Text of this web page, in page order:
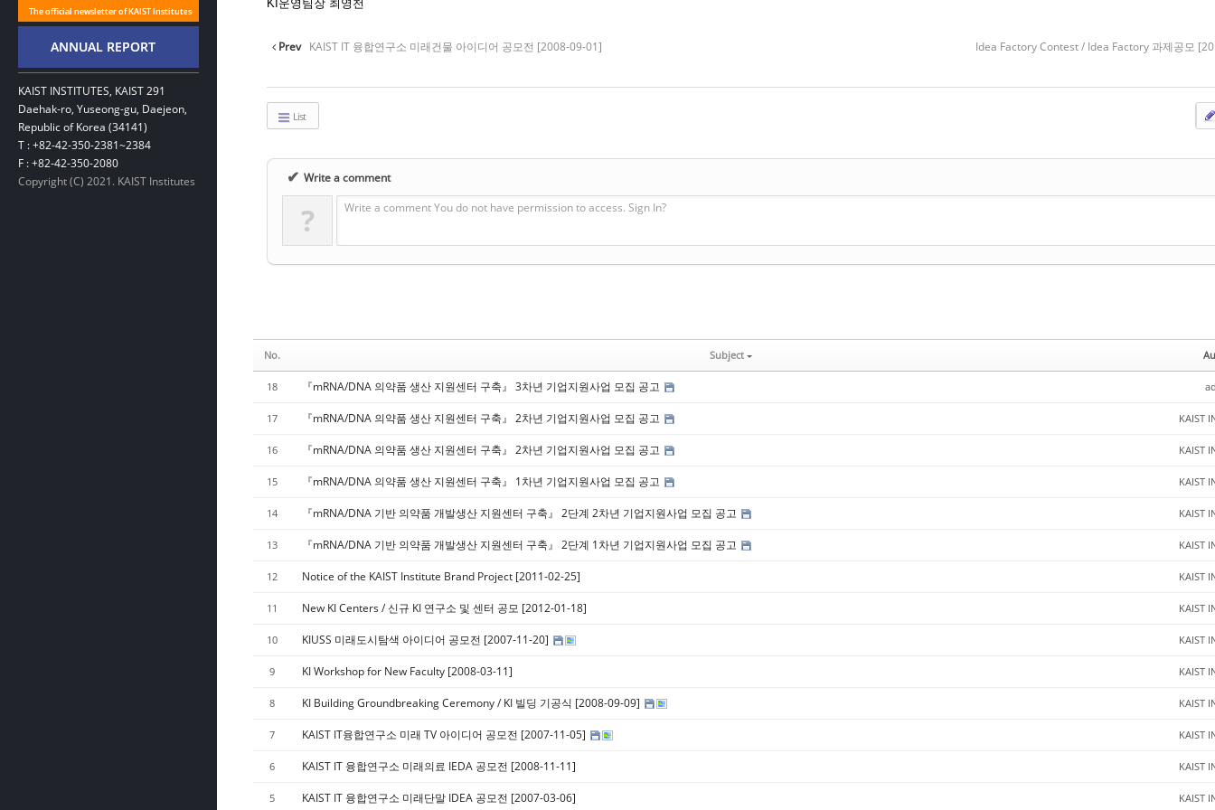
KAIST INSTITUTES, KAIST 291
Daehak-ro, Yuseong-gu, Daejeon,
Republic of Korea (34141)
T : +82-42-350-2381~2384
F : +82-42-350-2080
Copyright (C) 2021. KAIST Institutes
KI운영팀장 최영천
Prev KAIST IT 융합연구소 미래건물 아이디어 공모전 [2008-09-01] Idea Factory Contest / Idea Factory 과제공모
List
✔ Write a comment
? Write a comment You do not have permission to access. Sign In?
No. Subject
18 『mRNA/DNA 의약품 생산 지원센터 구축』 3차년 기업지원사업 모집 공고
17 『mRNA/DNA 의약품 생산 지원센터 구축』 2차년 기업지원사업 모집 공고 KAIST
16 『mRNA/DNA 의약품 생산 지원센터 구축』 2차년 기업지원사업 모집 공고 KAIST
15 『mRNA/DNA 의약품 생산 지원센터 구축』 1차년 기업지원사업 모집 공고 KAIST
14 『mRNA/DNA 기반 의약품 개발생산 지원센터 구축』 2단계 2차년 기업지원사업 모집 공고 KAIST
13 『mRNA/DNA 기반 의약품 개발생산 지원센터 구축』 2단계 1차년 기업지원사업 모집 공고 KAIST
12 Notice of the KAIST Institute Brand Project [2011-02-25] KAIST
11 New KI Centers / 신규 KI 연구소 및 센터 공모 [2012-01-18] KAIST
10 KIUSS 미래도시탐색 아이디어 공모전 [2007-11-20] KAIST
9 KI Workshop for New Faculty [2008-03-11] KAIST
8 KI Building Groundbreaking Ceremony / KI 빌딩 기공식 [2008-09-09] KAIST
7 KAIST IT융합연구소 미래 TV 아이디어 공모전 [2007-11-05] KAIST
6 KAIST IT 융합연구소 미래의료 IEDA 공모전 [2008-11-11] KAIST
5 KAIST IT 융합연구소 미래단말 IDEA 공모전 [2007-03-06] KAIST